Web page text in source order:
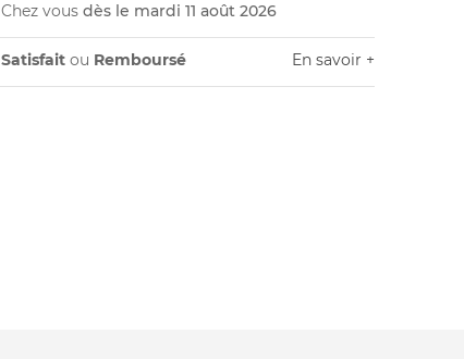
Chez vous dès le mardi 11 août 2026
Satisfaitou Remboursé En savoir +